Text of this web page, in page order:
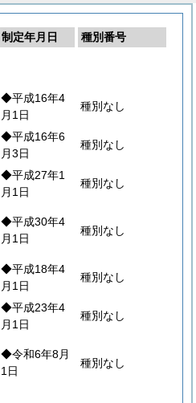
制定年月日
種別番号
◆平成16年4
月1日
種別なし
◆平成16年6
月3日
種別なし
◆平成27年1
月1日
種別なし
◆平成30年4
月1日
種別なし
◆平成18年4
月1日
種別なし
◆平成23年4
月1日
種別なし
◆令和6年8月
1日
種別なし